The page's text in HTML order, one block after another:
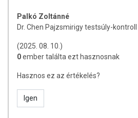
tápanyagokat. Bár az étrend-
hatással rendelkezhetnek, amely
készítményeknek betegséget
hatást tulajdonítani.
Palkó Zoltánné
Dr. Chen Pajzsmirigy testsúly-
(2025. 08. 10.)
0ember találta ezt hasznosnak
Hasznos ez az értékelés?
Igen